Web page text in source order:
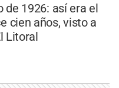
de 1926: así era el
cien años, visto a
Litoral